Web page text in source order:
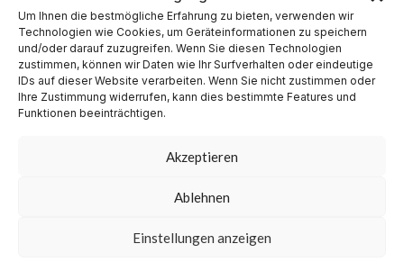
Um Ihnen die bestmögliche Erfahrung zu bieten, verwenden wir
Technologien wie Cookies, um Geräteinformationen zu speichern
und/oder darauf zuzugreifen. Wenn Sie diesen Technologien
zustimmen, können wir Daten wie Ihr Surfverhalten oder eindeutige
IDs auf dieser Website verarbeiten. Wenn Sie nicht zustimmen oder
Ihre Zustimmung widerrufen, kann dies bestimmte Features und
Funktionen beeinträchtigen.
Akzeptieren
Ablehnen
Einstellungen anzeigen
August 2024
Juli 2024
Juni 2024
Mai 2024
April 2024